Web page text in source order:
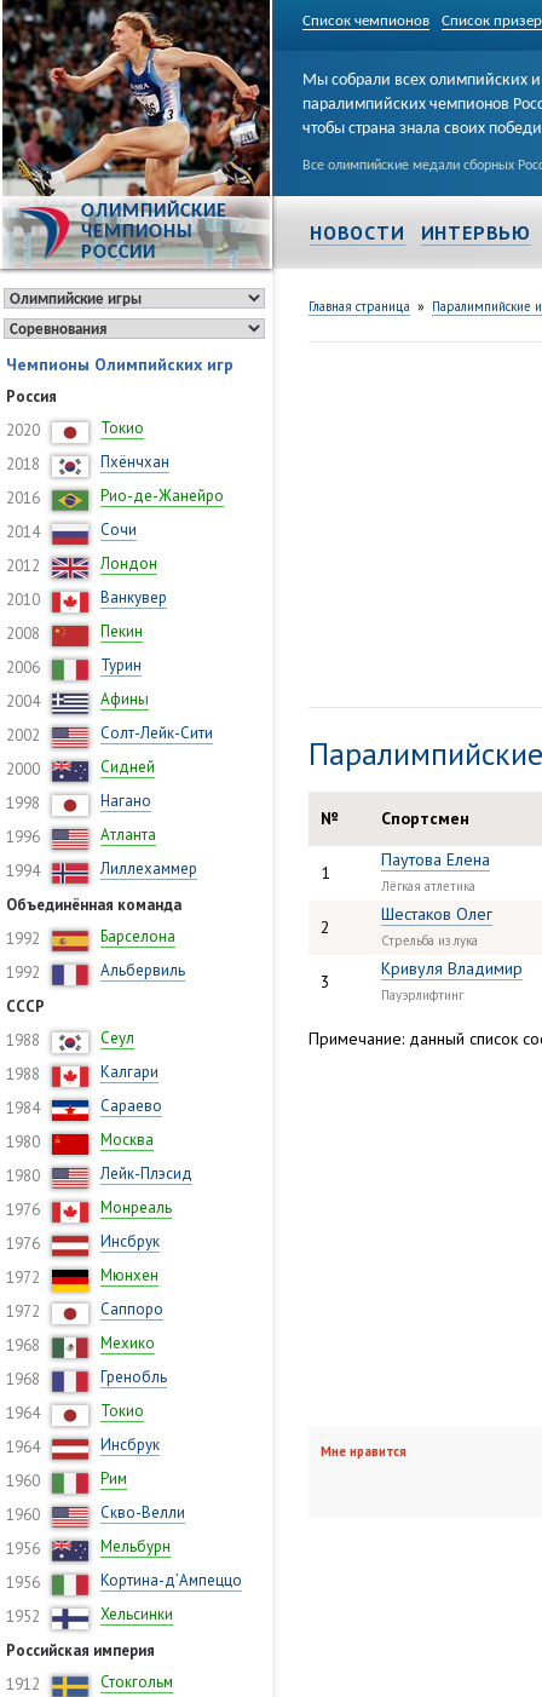
Список чемпионов Список
ОЛИМПИЙСКИЕ
ЧЕМПИОНЫ
РОССИИ
Мы собрали всех олимпийских и
паралимпийских чемпионов
чтобы страна знала своих
Все олимпийские медали сборных
НОВОСТИ ИНТЕРВЬЮ
Чемпионы Олимпийских игр
Россия
2020
Токио
2018
Пхёнчхан
2016
Рио-де-Жанейро
2014
Сочи
2012
Лондон
2010
Ванкувер
2008
Пекин
2006
Турин
2004
Афины
2002
Солт-Лейк-Сити
2000
Сидней
1998
Нагано
1996
Атланта
1994
Лиллехаммер
Объединённая команда
1992
Барселона
1992
Альбервиль
СССР
1988
Сеул
1988
Калгари
1984
Сараево
1980
Москва
1980
Лейк-Плэсид
1976
Монреаль
1976
Инсбрук
1972
Мюнхен
1972
Саппоро
1968
Мехико
1968
Гренобль
1964
Токио
1964
Инсбрук
1960
Рим
1960
Скво-Велли
1956
Мельбурн
1956
Кортина-д’Ампеццо
1952
Хельсинки
Российская империя
1912
Стокгольм
Главная страница » Паралимпийские
№ Спортсмен
1
Паутова Елена
Лёгкая атлетика
2
Шестаков Олег
Стрельба из лука
3
Кривуля Владимир
Пауэрлифтинг
Примечание: данный список
Мне нравится